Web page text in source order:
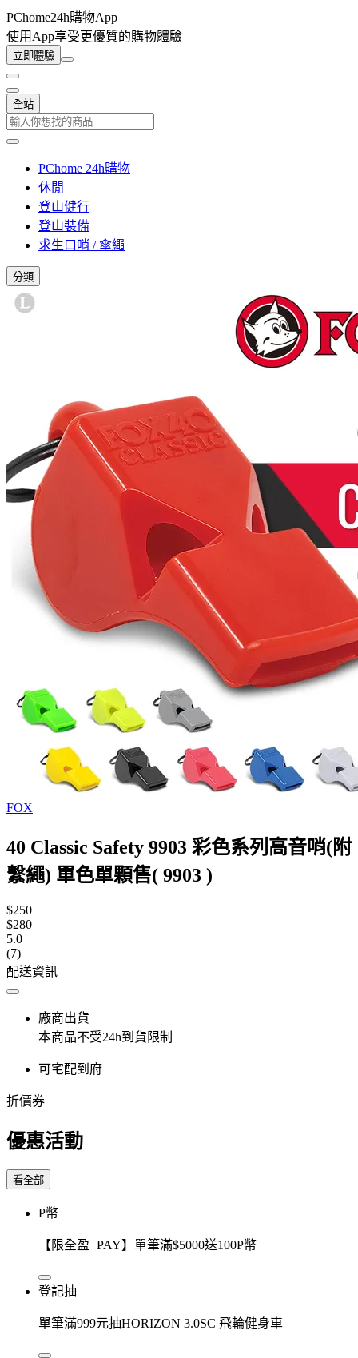
PChome24h購物App
使用App享受更優質的購物體驗
立即體驗
全站
PChome 24h購物
休閒
登山健行
登山裝備
求生口哨 / 傘繩
分類
FOX
40 Classic Safety 9903 彩色系列高音哨(附
繫繩) 單色單顆售( 9903 )
$250
$280
5.0
(7)
配送資訊
廠商出貨
本商品不受24h到貨限制
可宅配到府
折價券
優惠活動
看全部
P幣
【限全盈+PAY】單筆滿$5000送100P幣
登記抽
單筆滿999元抽HORIZON 3.0SC 飛輪健身車